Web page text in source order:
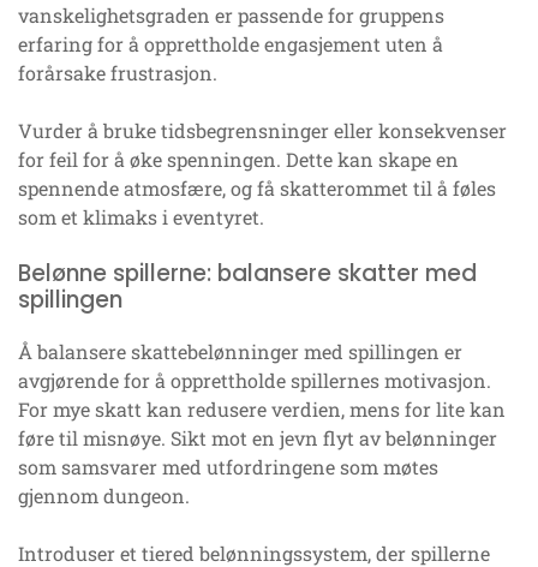
vanskelighetsgraden er passende for gruppens
erfaring for å opprettholde engasjement uten å
forårsake frustrasjon.
Vurder å bruke tidsbegrensninger eller konsekvenser
for feil for å øke spenningen. Dette kan skape en
spennende atmosfære, og få skatterommet til å føles
som et klimaks i eventyret.
Belønne spillerne: balansere skatter med
spillingen
Å balansere skattebelønninger med spillingen er
avgjørende for å opprettholde spillernes motivasjon.
For mye skatt kan redusere verdien, mens for lite kan
føre til misnøye. Sikt mot en jevn flyt av belønninger
som samsvarer med utfordringene som møtes
gjennom dungeon.
Introduser et tiered belønningssystem, der spillerne